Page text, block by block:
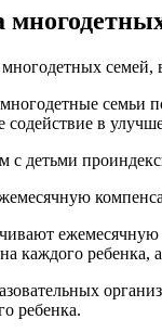
многодетные
содействие в
с детьми
каждого
ребенка.